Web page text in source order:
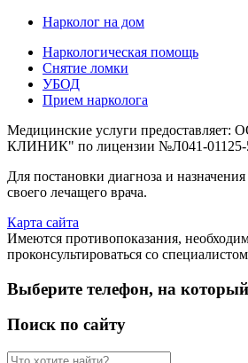
Нарколог на дом
Наркологическая помощь
Снятие ломки
УБОД
Прием нарколога
Медицинские услуги
КЛИНИК" по лицензии №Л041-01125-
Для постановки диагноза и
своего лечащего врача.
Карта сайта
Имеются противопоказания,
проконсультироваться со
Выберите телефон, на
Поиск по сайту